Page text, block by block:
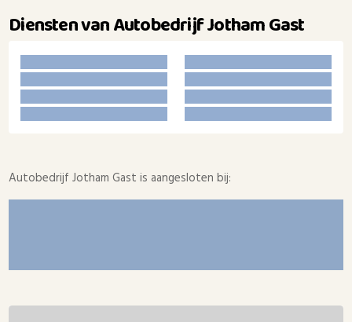
Diensten van Autobedrijf Jotham Gast
Autobedrijf Jotham Gast is aangesloten bij: